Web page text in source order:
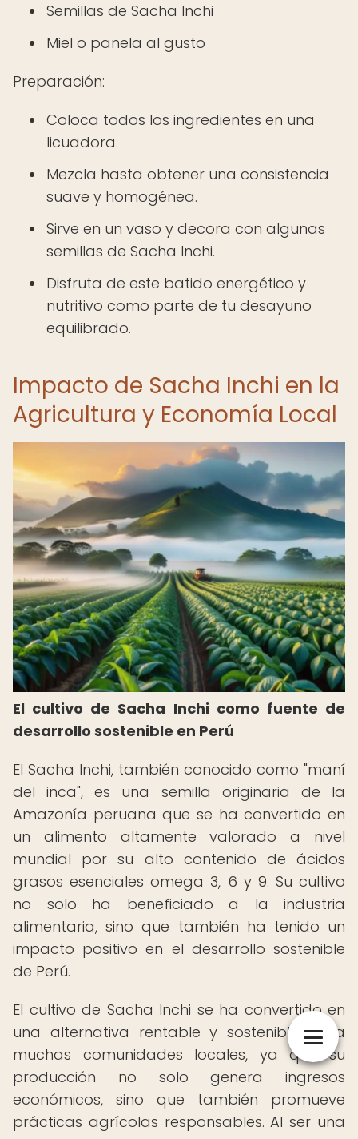
Semillas de Sacha Inchi
Miel o panela al gusto
Preparación:
Coloca todos los ingredientes en una
licuadora.
Mezcla hasta obtener una consistencia
suave y homogénea.
Sirve en un vaso y decora con algunas
semillas de Sacha Inchi.
Disfruta de este batido energético y
nutritivo como parte de tu desayuno
equilibrado.
Impacto de Sacha Inchi en la
Agricultura y Economía Local
El cultivo de Sacha Inchi como fuente de
desarrollo sostenible en Perú
El Sacha Inchi, también conocido como "maní
del inca", es una semilla originaria de la
Amazonía peruana que se ha convertido en
un alimento altamente valorado a nivel
mundial por su alto contenido de ácidos
grasos esenciales omega 3, 6 y 9. Su cultivo
no solo ha beneficiado a la industria
alimentaria, sino que también ha tenido un
impacto positivo en el desarrollo sostenible
de Perú.
El cultivo de Sacha Inchi se ha convertido en
una alternativa rentable y sostenible para
muchas comunidades locales, ya que su
producción no solo genera ingresos
económicos, sino que también promueve
prácticas agrícolas responsables. Al ser una